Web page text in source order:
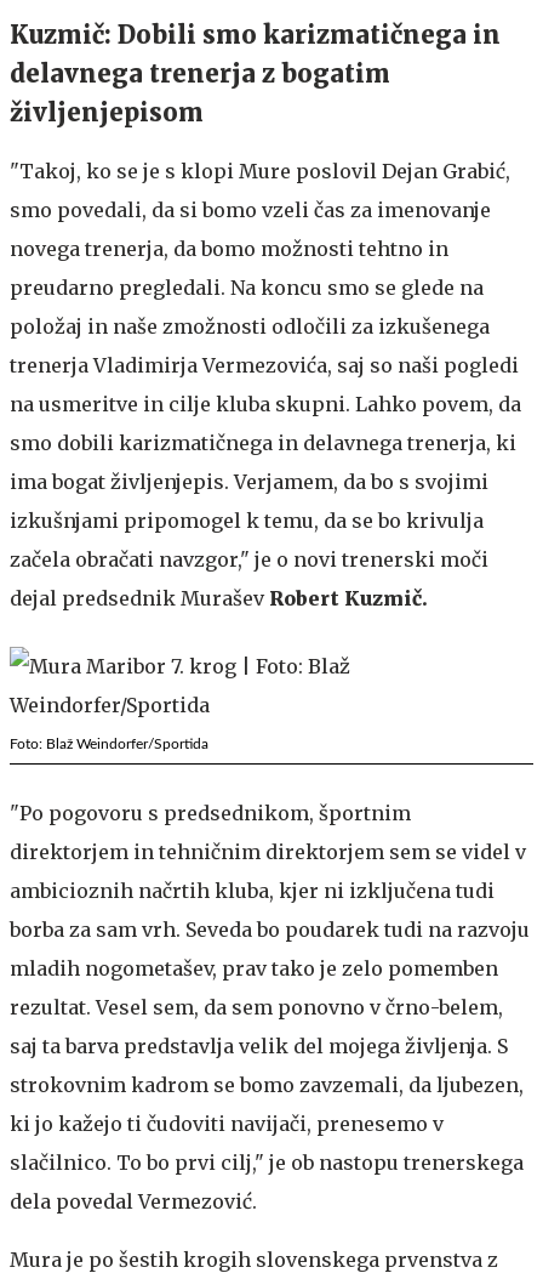
Kuzmič: Dobili smo karizmatičnega in
delavnega trenerja z bogatim
življenjepisom
"Takoj, ko se je s klopi Mure poslovil Dejan Grabić,
smo povedali, da si bomo vzeli čas za imenovanje
novega trenerja, da bomo možnosti tehtno in
preudarno pregledali. Na koncu smo se glede na
položaj in naše zmožnosti odločili za izkušenega
trenerja Vladimirja Vermezovića, saj so naši pogledi
na usmeritve in cilje kluba skupni. Lahko povem, da
smo dobili karizmatičnega in delavnega trenerja, ki
ima bogat življenjepis. Verjamem, da bo s svojimi
izkušnjami pripomogel k temu, da se bo krivulja
začela obračati navzgor," je o novi trenerski moči
dejal predsednik Murašev Robert Kuzmič.
Foto: Blaž Weindorfer/Sportida
"Po pogovoru s predsednikom, športnim
direktorjem in tehničnim direktorjem sem se videl v
ambicioznih načrtih kluba, kjer ni izključena tudi
borba za sam vrh. Seveda bo poudarek tudi na razvoju
mladih nogometašev, prav tako je zelo pomemben
rezultat. Vesel sem, da sem ponovno v črno-belem,
saj ta barva predstavlja velik del mojega življenja. S
strokovnim kadrom se bomo zavzemali, da ljubezen,
ki jo kažejo ti čudoviti navijači, prenesemo v
slačilnico. To bo prvi cilj," je ob nastopu trenerskega
dela povedal Vermezović.
Mura je po šestih krogih slovenskega prvenstva z